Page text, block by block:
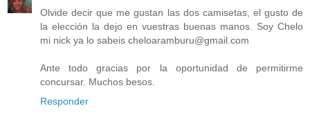
Olvide decir que me gustan las dos camisetas, el gusto de
la elección la dejo en vuestras buenas manos. Soy Chelo
mi nick ya lo sabeis cheloaramburu@gmail.com
Ante todo gracias por la oportunidad de permitirme
concursar. Muchos besos.
Responder